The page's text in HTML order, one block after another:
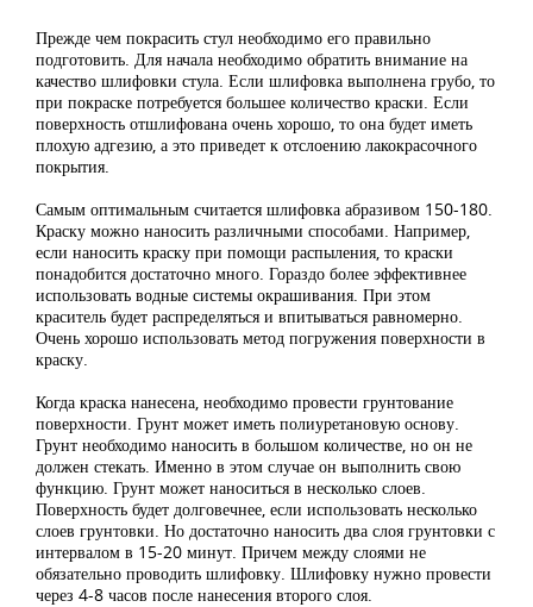
Прежде чем покрасить стул необходимо его правильно
подготовить. Для начала необходимо обратить внимание на
качество шлифовки стула. Если шлифовка выполнена грубо, то
при покраске потребуется большее количество краски. Если
поверхность отшлифована очень хорошо, то она будет иметь
плохую адгезию, а это приведет к отслоению лакокрасочного
покрытия.
Самым оптимальным считается шлифовка абразивом 150-180.
Краску можно наносить различными способами. Например,
если наносить краску при помощи распыления, то краски
понадобится достаточно много. Гораздо более эффективнее
использовать водные системы окрашивания. При этом
краситель будет распределяться и впитываться равномерно.
Очень хорошо использовать метод погружения поверхности в
краску.
Когда краска нанесена, необходимо провести грунтование
поверхности. Грунт может иметь полиуретановую основу.
Грунт необходимо наносить в большом количестве, но он не
должен стекать. Именно в этом случае он выполнить свою
функцию. Грунт может наноситься в несколько слоев.
Поверхность будет долговечнее, если использовать несколько
слоев грунтовки. Но достаточно наносить два слоя грунтовки с
интервалом в 15-20 минут. Причем между слоями не
обязательно проводить шлифовку. Шлифовку нужно провести
через 4-8 часов после нанесения второго слоя.